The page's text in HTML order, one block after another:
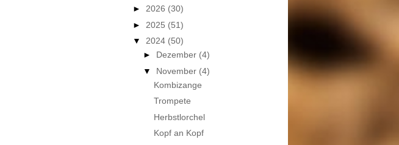
► 2026 (30)
► 2025 (51)
▼ 2024 (50)
► Dezember (4)
▼ November (4)
Kombizange
Trompete
Herbstlorchel
Kopf an Kopf